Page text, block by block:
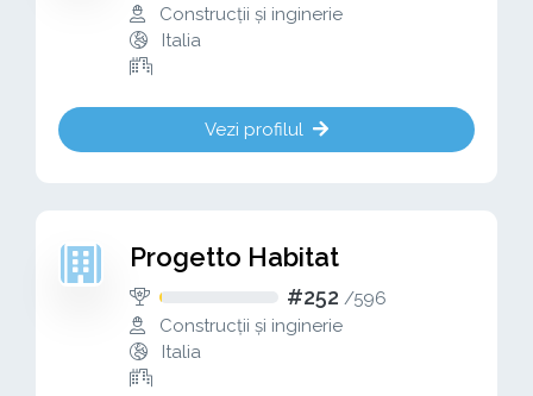
Construcții și inginerie
Italia
Vezi profilul
Progetto Habitat
#252 /596
Construcții și inginerie
Italia